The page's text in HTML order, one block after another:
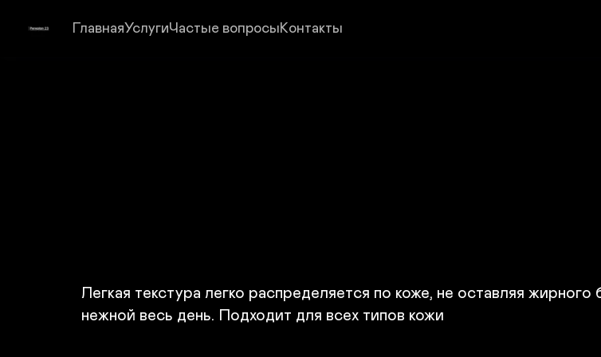
ГлавнаяУслугиЧастые вопросыКонтакты
Легкая текстура легко распределяется по коже, не оставляя
нежной весь день. Подходит для всех типов кожи